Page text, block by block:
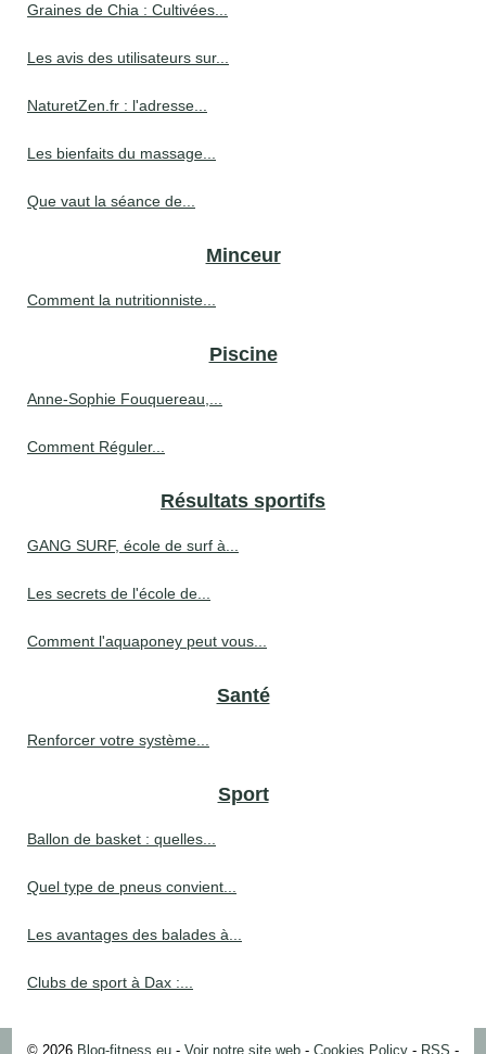
Graines de Chia : Cultivées...
Les avis des utilisateurs sur...
NaturetZen.fr : l'adresse...
Les bienfaits du massage...
Que vaut la séance de...
Minceur
Comment la nutritionniste...
Piscine
Anne-Sophie Fouquereau,...
Comment Réguler...
Résultats sportifs
GANG SURF, école de surf à...
Les secrets de l'école de...
Comment l'aquaponey peut vous...
Santé
Renforcer votre système...
Sport
Ballon de basket : quelles...
Quel type de pneus convient...
Les avantages des balades à...
Clubs de sport à Dax :...
© 2026 Blog-fitness.eu - Voir notre site web - Cookies Policy - RSS -